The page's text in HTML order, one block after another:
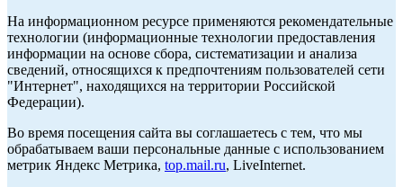
На информационном ресурсе применяются рекомендательные
технологии (информационные технологии предоставления
информации на основе сбора, систематизации и анализа
сведений, относящихся к предпочтениям пользователей сети
"Интернет", находящихся на территории Российской
Федерации).
Во время посещения сайта вы соглашаетесь с тем, что мы
обрабатываем ваши персональные данные с использованием
метрик Яндекс Метрика, top.mail.ru, LiveInternet.